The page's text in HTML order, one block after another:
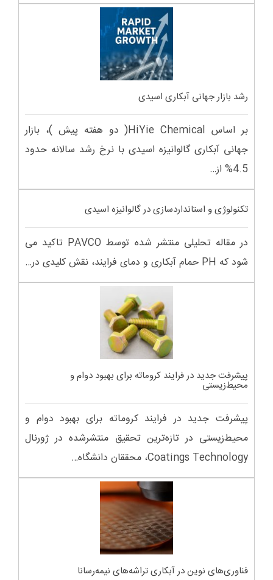
رشد بازار جهانی آبکاری اسیدی
بر اساس HiYie Chemical( دو هفته پیش )، بازار
جهانی آبکاری گالوانیزه اسیدی با نرخ رشد سالانه حدود
4.5% از…
تکنولوژی و استانداردسازی در گالوانیزه اسیدی
در مقاله تحلیلی منتشر شده توسط PAVCO تاکید می
شود که PH حمام آبکاری و دمای فرایند، نقش کلیدی در…
پیشرفت جدید در فرایند کروماته برای بهبود دوام و
محیط‌زیستی
پیشرفت جدید در فرایند کروماته برای بهبود دوام و
محیط‌زیستی در تازه‌ترین تحقیق منتشرشده در ژورنال
Coatings Technology، محققان دانشگاه…
فناوری‌های نوین در آبکاری تراشه‌های نیمه‌رسانا